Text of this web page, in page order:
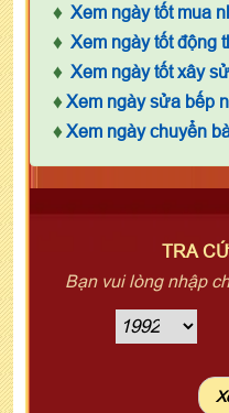
♦ Xem ngày tốt mua
♦ Xem ngày tốt động
♦ Xem ngày tốt xây
♦ Xem ngày sửa bếp
♦ Xem ngày chuyển
TRA
Bạn vui lòng nhập